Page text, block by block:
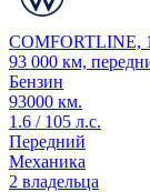
COMFORTLINE,
93 000 км,
Бензин
93000 км.
1.6 / 105 л.с.
Передний
Механика
2 владельца